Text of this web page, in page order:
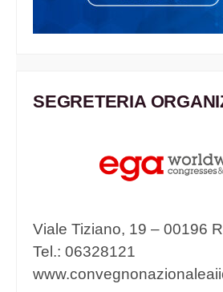
SEGRETERIA
Viale Tiziano, 19 – 00196
Tel.: 06328121